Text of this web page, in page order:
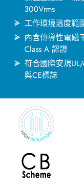
300Vrms
工作環境溫度
內含傳導性電磁
Class A 認證
符合國際安規
與CE標誌
人才招募
聯絡我們
日本语